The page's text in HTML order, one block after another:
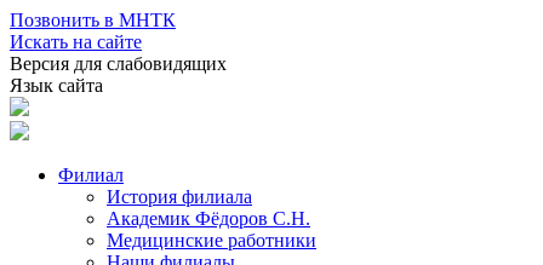
Позвонить в МНТК
Искать на сайте
Версия для слабовидящих
Язык сайта
Филиал
История филиала
Академик Фёдоров С.Н.
Медицинские работники